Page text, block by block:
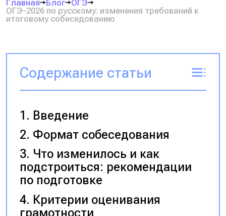
Главная Блог
ОГЭ
ОГЭ-2026 по русскому: изменения требований к
итоговому собеседованию
Содержание статьи
Введение
Формат собеседования
Что изменилось и как
подстроиться: рекомендации
по подготовке
Критерии оценивания
грамотности